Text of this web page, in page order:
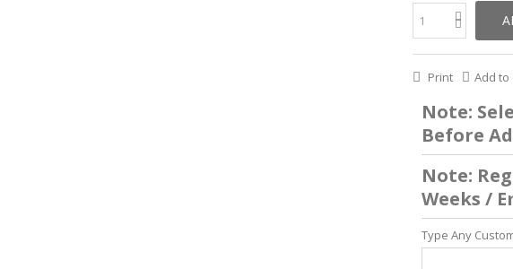
Print Add to
Note:
Before
Note:
Weeks /
Type Any